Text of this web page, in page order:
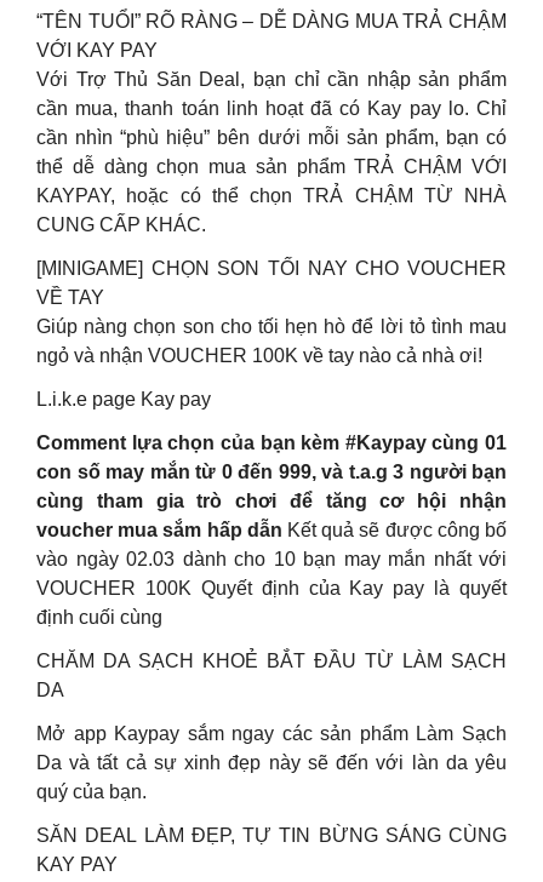
“TÊN TUỔI” RÕ RÀNG – DỄ DÀNG MUA TRẢ CHẬM
VỚI KAY PAY
Với Trợ Thủ Săn Deal, bạn chỉ cần nhập sản phẩm
cần mua, thanh toán linh hoạt đã có Kay pay lo. Chỉ
cần nhìn “phù hiệu” bên dưới mỗi sản phẩm, bạn có
thể dễ dàng chọn mua sản phẩm TRẢ CHẬM VỚI
KAYPAY, hoặc có thể chọn TRẢ CHẬM TỪ NHÀ
CUNG CẤP KHÁC.
[MINIGAME] CHỌN SON TỐI NAY CHO VOUCHER
VỀ TAY
Giúp nàng chọn son cho tối hẹn hò để lời tỏ tình mau
ngỏ và nhận VOUCHER 100K về tay nào cả nhà ơi!
L.i.k.e page Kay pay
Comment lựa chọn của bạn kèm #Kaypay cùng 01
con số may mắn từ 0 đến 999, và t.a.g 3 người bạn
cùng tham gia trò chơi để tăng cơ hội nhận
voucher mua sắm hấp dẫn Kết quả sẽ được công bố
vào ngày 02.03 dành cho 10 bạn may mắn nhất với
VOUCHER 100K Quyết định của Kay pay là quyết
định cuối cùng
CHĂM DA SẠCH KHOẺ BẮT ĐẦU TỪ LÀM SẠCH
DA
Mở app Kaypay sắm ngay các sản phẩm Làm Sạch
Da và tất cả sự xinh đẹp này sẽ đến với làn da yêu
quý của bạn.
SĂN DEAL LÀM ĐẸP, TỰ TIN BỪNG SÁNG CÙNG
KAY PAY